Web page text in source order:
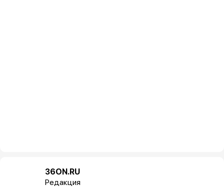
36ON.RU
Редакция